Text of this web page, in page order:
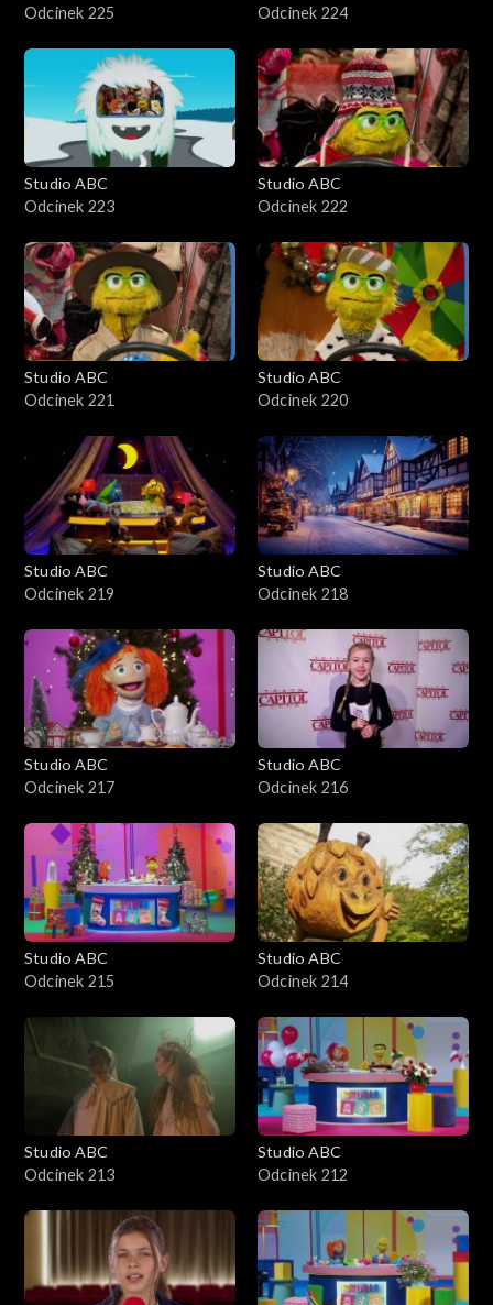
Odcinek 225
Odcinek 224
Studio ABC
Odcinek 223
Studio ABC
Odcinek 222
Studio ABC
Odcinek 221
Studio ABC
Odcinek 220
Studio ABC
Odcinek 219
Studio ABC
Odcinek 218
Studio ABC
Odcinek 217
Studio ABC
Odcinek 216
Studio ABC
Odcinek 215
Studio ABC
Odcinek 214
Studio ABC
Odcinek 213
Studio ABC
Odcinek 212